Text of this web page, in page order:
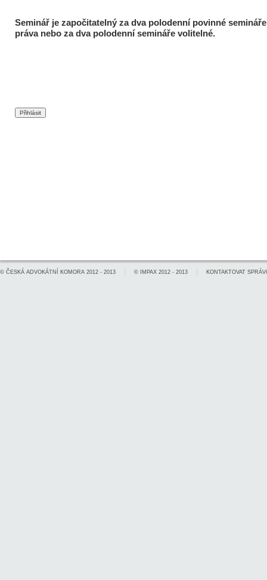
Seminář je započitatelný za dva polodenní povinné
práva nebo za dva polodenní semináře volitelné.
© ČESKÁ ADVOKÁTNÍ KOMORA 2012 - 2013 © IMPAX 2012 - 2013 KONTAKTOVAT